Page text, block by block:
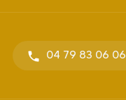
04 79 83 06 06